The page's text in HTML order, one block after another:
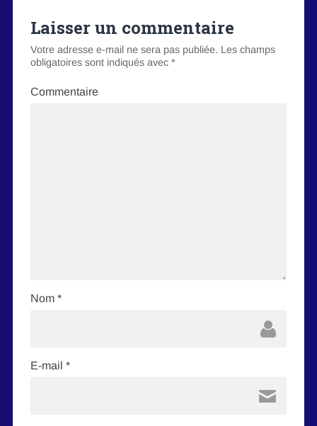
Laisser un commentaire
Votre adresse e-mail ne sera pas publiée. Les champs
obligatoires sont indiqués avec *
Commentaire
Nom *
E-mail *